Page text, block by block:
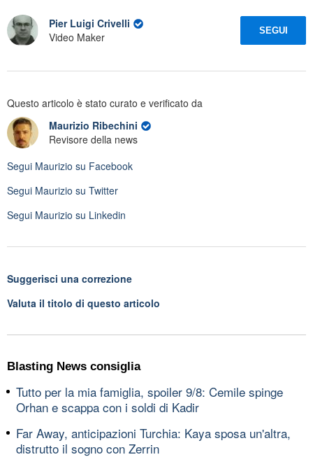
Pier Luigi Crivelli
Video Maker
SEGUI
Questo articolo è stato curato e verificato da
Maurizio Ribechini
Revisore della news
Segui Maurizio su Facebook
Segui Maurizio su Twitter
Segui Maurizio su Linkedin
Suggerisci una correzione
Valuta il titolo di questo articolo
Blasting News consiglia
Tutto per la mia famiglia, spoiler 9/8: Cemile spinge
Orhan e scappa con i soldi di Kadir
Far Away, anticipazioni Turchia: Kaya sposa un'altra,
distrutto il sogno con Zerrin